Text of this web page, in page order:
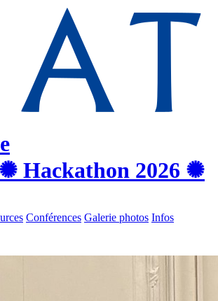
✺ Hackathon 2026 ✺
Conférences Galerie photos Infos